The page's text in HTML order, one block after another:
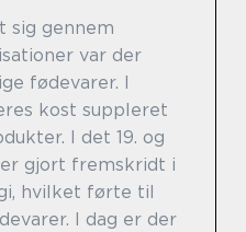
sig gennem
var der
fødevarer. I
kost suppleret
I det 19. og
gjort fremskridt i
hvilket førte til
I dag er der